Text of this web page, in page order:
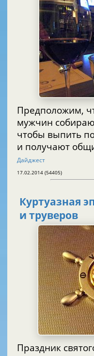
Предположим,
мужчин
чтобы выпить
и получают
Дайджест
17.02.2014 (54405)
Куртуазная
и труверов
Праздник